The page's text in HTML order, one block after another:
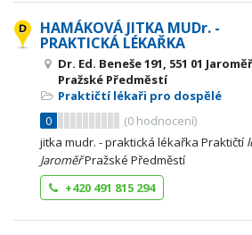
HAMÁKOVÁ JITKA MUDr. -
PRAKTICKÁ LÉKAŘKA
Dr. Ed. Beneše 191, 551 01
Pražské Předměstí
Praktičtí lékaři pro dospělé
0
(0 hodnocení)
jitka mudr. - praktická lékařka Praktičtí
JaroměřPražské Předměstí
+420 491 815 294